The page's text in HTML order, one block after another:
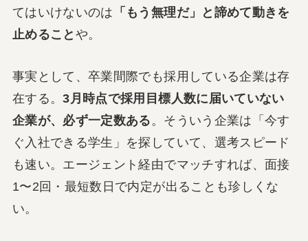
てはいけないのは 「もう無理だ」と諦めて動きを
止めること や。
事実として、卒業間際でも採用している企業は存
在する。3月時点で採用目標人数に届いていない
企業が、必ず一定数ある。そういう企業は「今す
ぐ入社できる学生」を探していて、選考スピード
も速い。エージェント経由でマッチすれば、面接
1〜2回・最短数日で内定が出ることも珍しくな
い。